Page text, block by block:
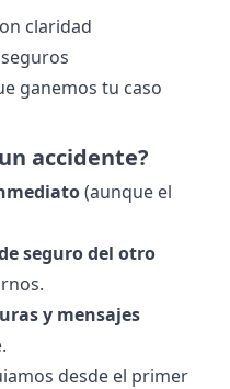
claridad
ganemos tu caso
accidente?
(aunque el
seguro del otro
y mensajes
desde el primer